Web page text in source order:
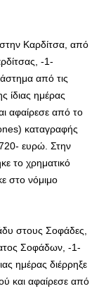
Καρδίτσα, από
-1-
από τις
ίδιας ημέρας
αφαίρεσε από το
καταγραφής
ευρώ. Στην
το χρηματικό
στο νόμιμο
στους Σοφάδες,
Σοφάδων, -1-
ημέρας διέρρηξε
και αφαίρεσε από